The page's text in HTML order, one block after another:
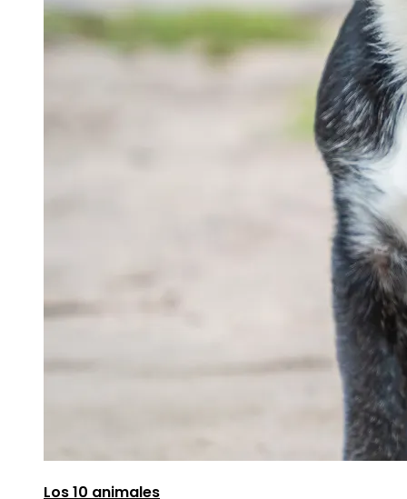
Los 10 animales